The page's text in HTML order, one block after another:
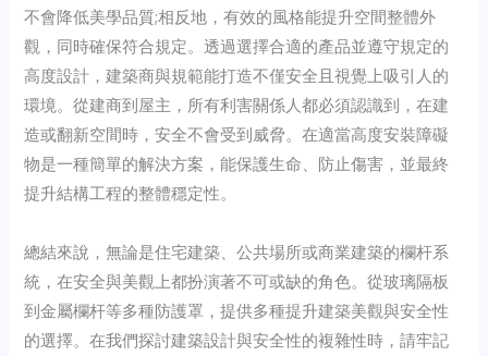
不會降低美學品質;相反地，有效的風格能提升空間整體外
觀，同時確保符合規定。透過選擇合適的產品並遵守規定的
高度設計，建築商與規範能打造不僅安全且視覺上吸引人的
環境。從建商到屋主，所有利害關係人都必須認識到，在建
造或翻新空間時，安全不會受到威脅。在適當高度安裝障礙
物是一種簡單的解決方案，能保護生命、防止傷害，並最終
提升結構工程的整體穩定性。
總結來說，無論是住宅建築、公共場所或商業建築的欄杆系
統，在安全與美觀上都扮演著不可或缺的角色。從玻璃隔板
到金屬欄杆等多種防護罩，提供多種提升建築美觀與安全性
的選擇。在我們探討建築設計與安全性的複雜性時，請牢記